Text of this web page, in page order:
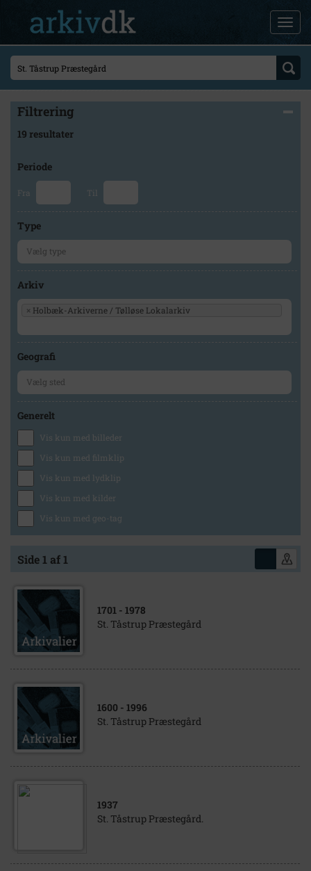
Filtrering
19 resultater
Periode
Fra Til
Type
Arkiv
× Holbæk-Arkiverne / Tølløse Lokalarkiv
Geografi
Generelt
Vis kun med billeder
Vis kun med filmklip
Vis kun med lydklip
Vis kun med kilder
Vis kun med geo-tag
Side 1 af 1
1701 - 1978
St. Tåstrup Præstegård
1600 - 1996
St. Tåstrup Præstegård
1937
St. Tåstrup Præstegård.